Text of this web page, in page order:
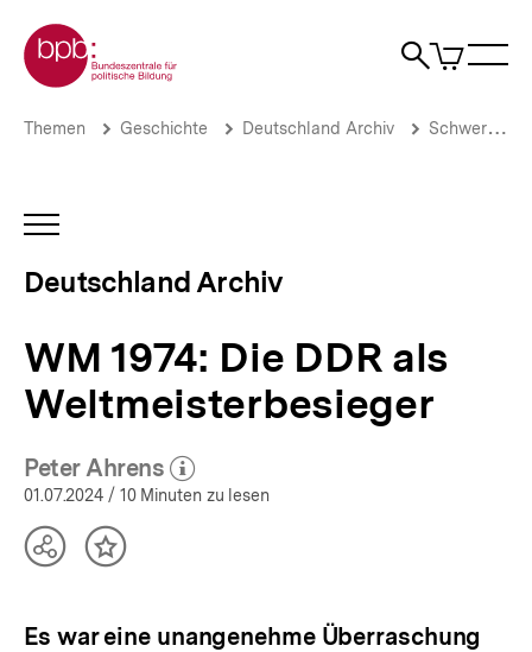
zum
Seiteninhalt
springen
Zur Startseite der bpb
Suche
Artikel
im
WM
als
Weltmeisterbesieger
Deutschland
bpb.de
Brotkrümelnavigation
Pfadnavigation
Themen Geschichte Deutschland Archiv Schwerpunkte
INHALTSNAVIGATION
Deutschland Archiv
WM 1974: Die DDR als
Weltmeisterbesieger
Peter Ahrens
(Mehr zum Autor)
öffnen
01.07.2024 / 10 Minuten zu lesen
TeilenInhalt
Es war eine unangenehme Überraschung